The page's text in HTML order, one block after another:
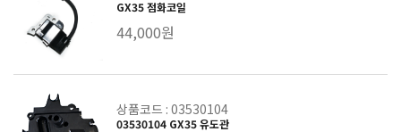
GX35 점화코일
44,000원
상품코드 : 03530104
03530104 GX35 유도관